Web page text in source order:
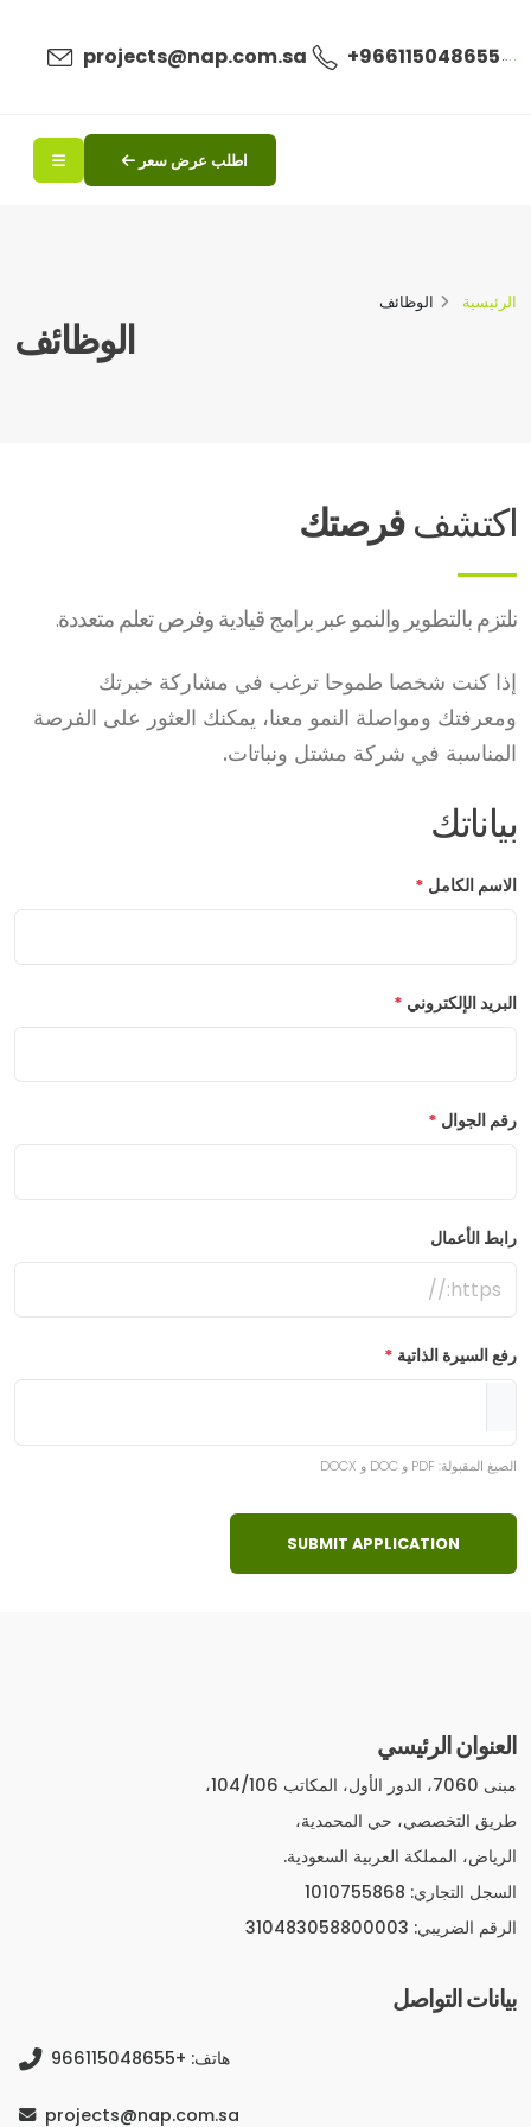
+966115048655
projects@nap.com.sa
اطلب عرض سعر
الوظائف
الرئيسية الوظائف
اكتشففرصتك
نلتزم بالتطوير والنمو عبر برامج قيادية وفرص تعلم متعددة.
إذا كنت شخصا طموحا ترغب في مشاركة خبرتك
ومعرفتك ومواصلة النمو معنا، يمكنك العثور على الفرصة
المناسبة في شركة مشتل ونباتات.
بياناتك
الاسم الكامل *
البريد الإلكتروني *
رقم الجوال *
رابط الأعمال
رفع السيرة الذاتية *
الصيغ المقبولة: PDF و DOC و DOCX
العنوان الرئيسي
مبنى 7060، الدور الأول، المكاتب 104/106،
طريق التخصصي، حي المحمدية،
الرياض، المملكة العربية السعودية.
السجل التجاري: 1010755868
الرقم الضريبي: 310483058800003
بيانات التواصل
هاتف: +966115048655
projects@nap.com.sa